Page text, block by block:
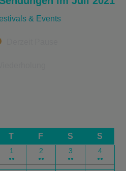
& Events
T F S S
1
●●
2
●●
3
●●
4
●●